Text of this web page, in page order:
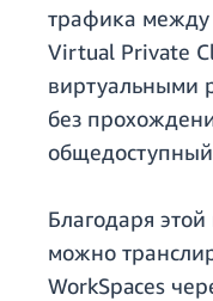
трафика между
Virtual Private
виртуальными
без
Благодаря
можно
WorkSpaces